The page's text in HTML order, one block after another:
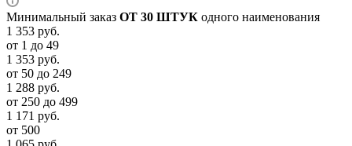
Минимальный заказ ОТ 30 ШТУК одного наименования
1 353 руб.
от 1 до 49
1 353 руб.
от 50 до 249
1 288 руб.
от 250 до 499
1 171 руб.
от 500